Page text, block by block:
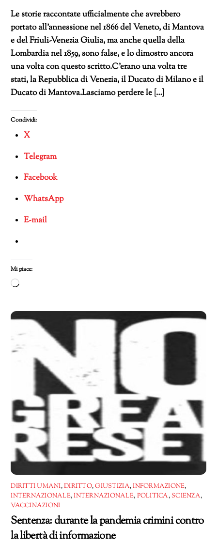
Le storie raccontate ufficialmente che avrebbero
portato all’annessione nel 1866 del Veneto, di Mantova
e del Friuli-Venezia Giulia, ma anche quella della
Lombardia nel 1859, sono false, e lo dimostro ancora
una volta con questo scritto.C’erano una volta tre
stati, la Repubblica di Venezia, il Ducato di Milano e il
Ducato di Mantova.Lasciamo perdere le […]
Condividi:
X
Telegram
Facebook
WhatsApp
E-mail
Mi piace:
Caricamento
corso…
DIRITTI UMANI,DIRITTO,GIUSTIZIA,INFORMAZIONE,
INTERNAZIONALE,INTERNAZIONALE, POLITICA,SCIENZA,
VACCINAZIONI
Sentenza: durante la pandemia crimini contro
la libertà di informazione